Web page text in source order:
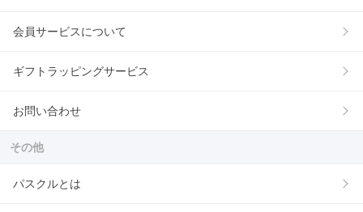
会員サービスについて
ギフトラッピングサービス
お問い合わせ
その他
パスクルとは